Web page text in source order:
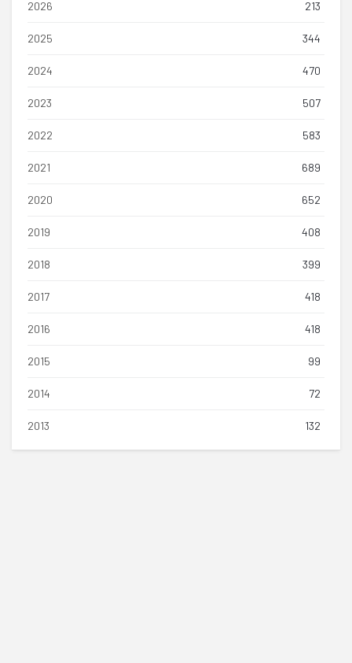
2026 213
2025 344
2024 470
2023 507
2022 583
2021 689
2020 652
2019 408
2018 399
2017 418
2016 418
2015 99
2014 72
2013 132